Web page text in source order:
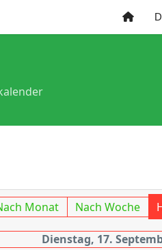
Monat Nach Woche
Dienstag, 17.